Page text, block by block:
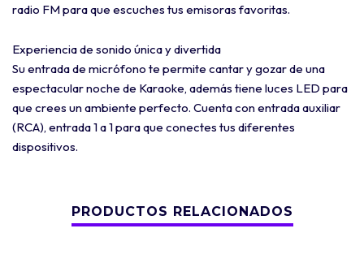
radio FM para que escuches tus emisoras favoritas.
Experiencia de sonido única y divertida
Su entrada de micrófono te permite cantar y gozar de una
espectacular noche de Karaoke, además tiene luces LED para
que crees un ambiente perfecto. Cuenta con entrada auxiliar
(RCA), entrada 1 a 1 para que conectes tus diferentes
dispositivos.
PRODUCTOS RELACIONADOS